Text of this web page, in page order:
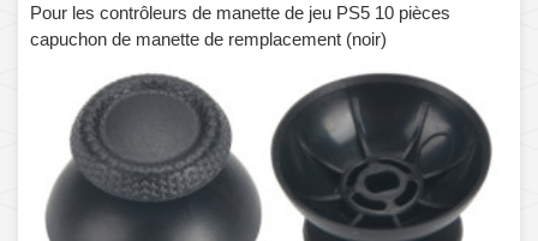
Pour les contrôleurs de manette de jeu PS5 10 pièces
capuchon de manette de remplacement (noir)